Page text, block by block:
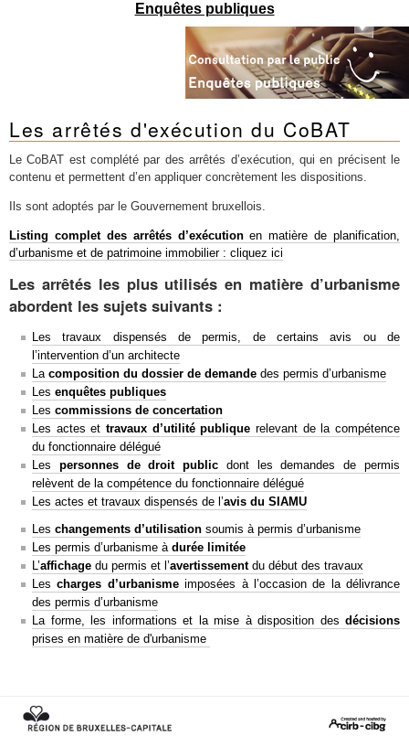
Enquêtes publiques
Les arrêtés d'exécution du CoBAT
Le CoBAT est complété par des arrêtés d’exécution, qui en précisent le
contenu et permettent d’en appliquer concrètement les dispositions.
Ils sont adoptés par le Gouvernement bruxellois.
Listing complet des arrêtés d’exécutionen matière de planification,
d’urbanisme et de patrimoine immobilier : cliquez ici
Les arrêtés les plus utilisés en matière d’urbanisme
abordent les sujets suivants :
Les travaux dispensés de permis, de certains avis ou de
l’intervention d’un architecte
La composition du dossier de demande des permis d’urbanisme
Les enquêtes publiques
Les commissions de concertation
Les actes et travaux d’utilité publique relevant de la compétence
du fonctionnaire délégué
Les personnes de droit public dont les demandes de permis
relèvent de la compétence du fonctionnaire délégué
Les actes et travaux dispensés de l’avis du SIAMU
Les changements d’utilisation soumis à permis d’urbanisme
Les permis d’urbanisme à durée limitée
L’affichage du permis et l’avertissement du début des travaux
Lescharges d’urbanismeimposées à l’occasion de la délivrance
des permis d’urbanisme
La forme, les informations et la mise à disposition des décisions
prises en matière de d'urbanisme